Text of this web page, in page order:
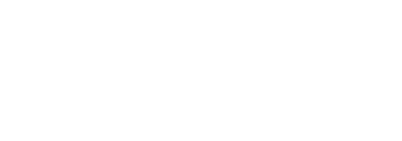
сальника, смазку.